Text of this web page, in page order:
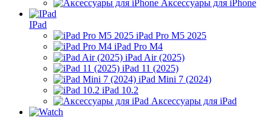
Аксессуары для iPhone
IPad
iPad Pro M5 2025
iPad Pro M4
iPad Air (2025)
iPad 11 (2025)
iPad Mini 7 (2024)
iPad 10.2
Аксессуары для iPad